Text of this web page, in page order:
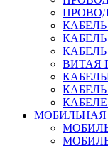
ВИТАЯ
МОБИЛЬНАЯ